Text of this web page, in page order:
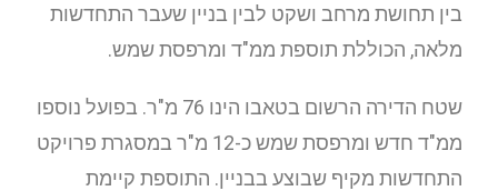
בין תחושת מרחב ושקט לבין בניין שעבר התחדשות
מלאה, הכוללת תוספת ממ"ד ומרפסת שמש.
שטח הדירה הרשום בטאבו הינו 76 מ"ר. בפועל נוספו
ממ"ד חדש ומרפסת שמש כ-12 מ"ר במסגרת פרויקט
התחדשות מקיף שבוצע בבניין. התוספת קיימת